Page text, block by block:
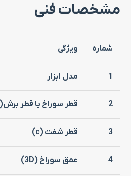
مشخصات فنی
شماره ویژگی
1 مدل ابزار
2 قطر سوراخ یا قطر برش(
3 قطر شفت (c)
4 عمق سوراخ (3D)